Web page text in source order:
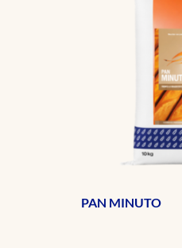
PAN MINUTO